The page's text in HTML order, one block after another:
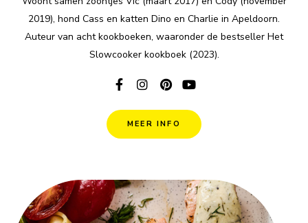
2019), hond Cass en katten Dino en Charlie in Apeldoorn.
Auteur van acht kookboeken, waaronder de bestseller Het
Slowcooker kookboek (2023).
MEER INFO